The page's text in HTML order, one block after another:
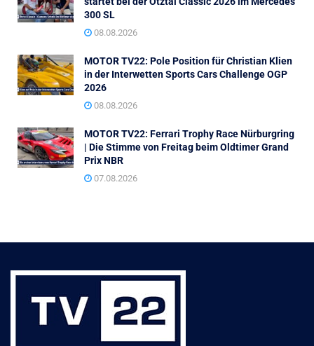
300 SL
08.08.2026
MOTOR TV22: Pole Position für Christian Klien
in der Interwetten Sports Cars Challenge OGP
2026
08.08.2026
MOTOR TV22: Ferrari Trophy Race Nürburgring
| Die Stimme von Freitag beim Oldtimer Grand
Prix NBR
07.08.2026